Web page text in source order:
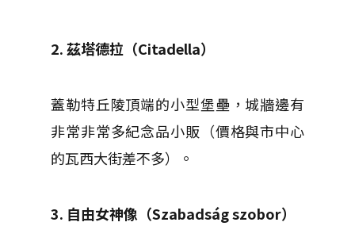
2. 茲塔德拉（Citadella）
蓋勒特丘陵頂端的小型堡壘，城牆邊有
非常非常多紀念品小販（價格與市中心
的瓦西大街差不多）。
3. 自由女神像（Szabadság szobor）